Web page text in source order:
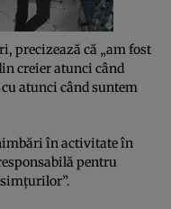
precizează că „am fost
creier atunci când
atunci când suntem
în activitate în
pentru